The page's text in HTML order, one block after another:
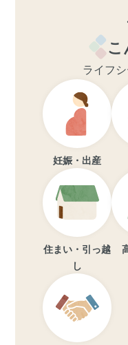
こ
ライフ
妊娠・出産
住まい・引っ越
し